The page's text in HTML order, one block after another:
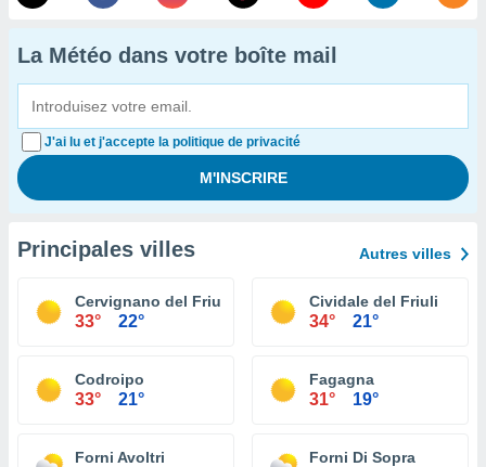
La Météo dans votre boîte mail
J'ai lu et j'accepte la politique de privacité
Principales villes Autres villes
Cervignano del Friuli
33° 22°
Cividale del Friuli
34° 21°
Codroipo
33° 21°
Fagagna
31° 19°
Forni Avoltri Forni Di Sopra